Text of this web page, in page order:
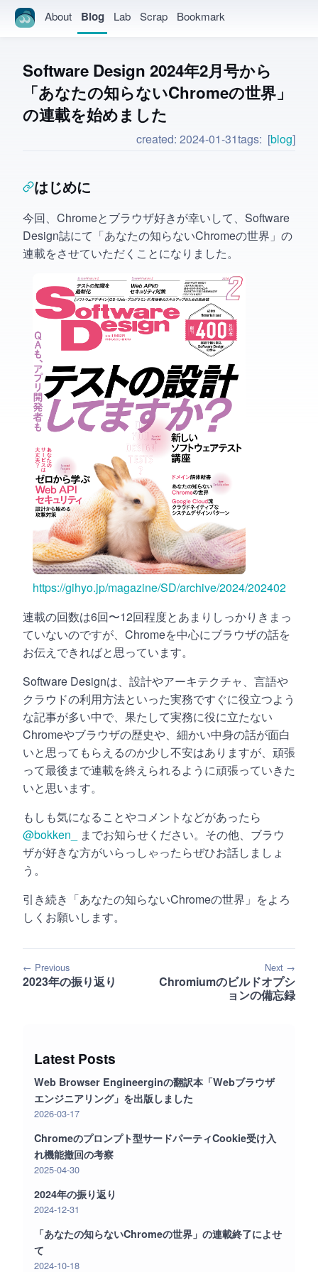
About Blog Lab Scrap Bookmark
Software Design 2024年2月号から
「あなたの知らないChromeの世界」
の連載を始めました
created: 2024-01-31tags: blog
はじめに
今回、Chromeとブラウザ好きが幸いして、Software
Design誌にて「あなたの知らないChromeの世界」の
連載をさせていただくことになりました。
https://gihyo.jp/magazine/SD/archive/2024/202402
連載の回数は6回〜12回程度とあまりしっかりきまっ
ていないのですが、Chromeを中心にブラウザの話を
お伝えできればと思っています。
Software Designは、設計やアーキテクチャ、言語や
クラウドの利用方法といった実務ですぐに役立つよう
な記事が多い中で、果たして実務に役に立たない
Chromeやブラウザの歴史や、細かい中身の話が面白
いと思ってもらえるのか少し不安はありますが、頑張
って最後まで連載を終えられるように頑張っていきた
いと思います。
もしも気になることやコメントなどがあったら
@bokken_
までお知らせください。その他、ブラウ
ザが好きな方がいらっしゃったらぜひお話しましょ
う。
引き続き「あなたの知らないChromeの世界」をよろ
しくお願いします。
← Previous
2023年の振り返り
Next →
Chromiumのビルドオプシ
ョンの備忘録
Latest Posts
Web Browser Engineerginの翻訳本「Webブラウザ
エンジニアリング」を出版しました
2026-03-17
Chromeのプロンプト型サードパーティCookie受け入
れ機能撤回の考察
2025-04-30
2024年の振り返り
2024-12-31
「あなたの知らないChromeの世界」の連載終了によせ
て
2024-10-18